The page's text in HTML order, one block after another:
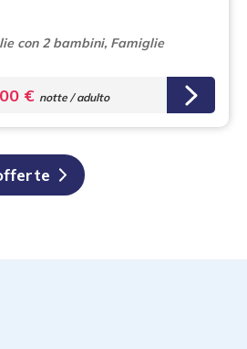
con 2 bambini, Famiglie
€ notte / adulto